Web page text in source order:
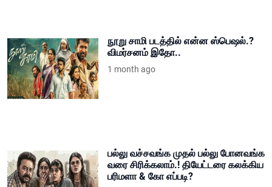
நூறு சாமி படத்தில் என்ன ஸ்பெஷல்.?
விமர்சனம் இதோ..
1 month ago
பல்லு வச்சவங்க முதல் பல்லு போனவங்க
வரை சிரிக்கலாம்.! தியேட்டரை கலக்கிய
பரிமளா & கோ எப்படி?